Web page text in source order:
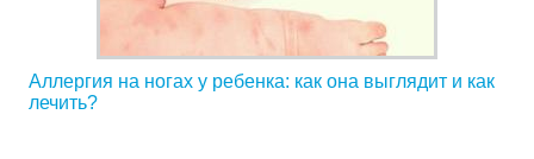
Аллергия на ногах у ребенка: как она выглядит и как
лечить?